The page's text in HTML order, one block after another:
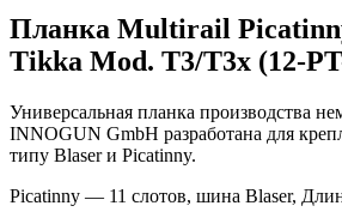
Планка Multirail
Tikka Mod. T3/T3x (12-
Универсальная планка производства
INNOGUN GmbH разработана для
типу Blaser и Picatinny.
Picatinny — 11 слотов, шина Blaser,